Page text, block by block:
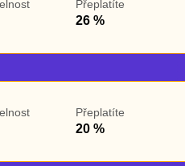
Přeplatíte
26 %
Přeplatíte
20 %